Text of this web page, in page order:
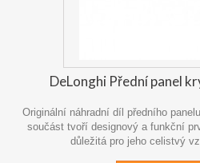
DeLonghi Přední panel
Originální náhradní díl předního
součást tvoří designový a funkční
důležitá pro jeho celistvý